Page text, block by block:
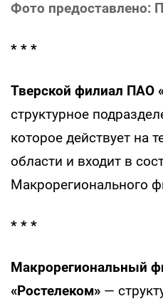
Фото предоставлено:
* * *
Тверской филиал ПАО
структурное
которое действует на
области и входит в
Макрорегионального
* * *
Макрорегиональный
«Ростелеком» —